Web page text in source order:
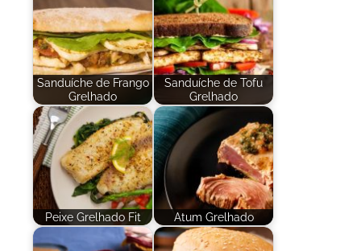
Sanduíche de Frango
Grelhado
Sanduíche de Tofu
Grelhado
Peixe Grelhado Fit Atum Grelhado